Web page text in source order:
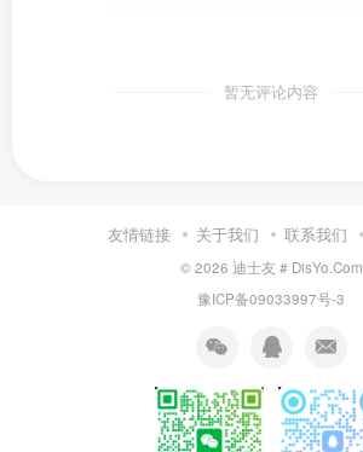
暂无评论内容
友情链接 关于我们 联系我们
© 2026 迪士友 # DisYo.Com
豫ICP备09033997号-3